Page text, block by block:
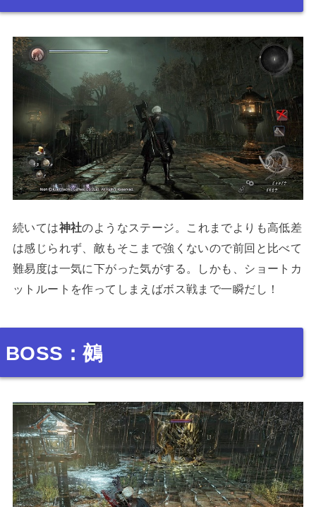
続いては神社のようなステージ。これまでよりも高低差
は感じられず、敵もそこまで強くないので前回と比べて
難易度は一気に下がった気がする。しかも、ショートカ
ットルートを作ってしまえばボス戦まで一瞬だし！
BOSS：鵺